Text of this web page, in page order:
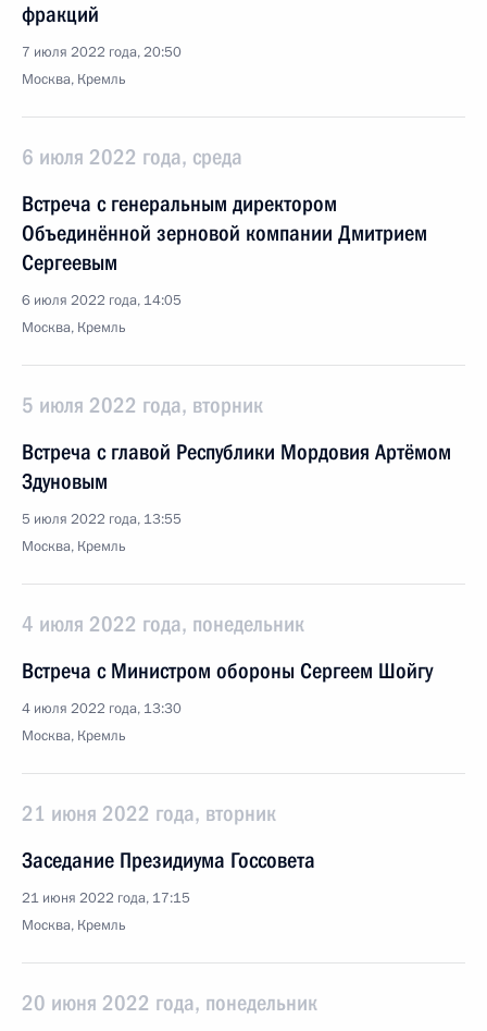
фракций
7 июля 2022 года, 20:50
Москва, Кремль
6 июля 2022 года, среда
Встреча с генеральным директором
Объединённой зерновой компании Дмитрием
Сергеевым
6 июля 2022 года, 14:05
Москва, Кремль
5 июля 2022 года, вторник
Встреча с главой Республики Мордовия Артёмом
Здуновым
5 июля 2022 года, 13:55
Москва, Кремль
4 июля 2022 года, понедельник
Встреча с Министром обороны Сергеем Шойгу
4 июля 2022 года, 13:30
Москва, Кремль
21 июня 2022 года, вторник
Заседание Президиума Госсовета
21 июня 2022 года, 17:15
Москва, Кремль
20 июня 2022 года, понедельник